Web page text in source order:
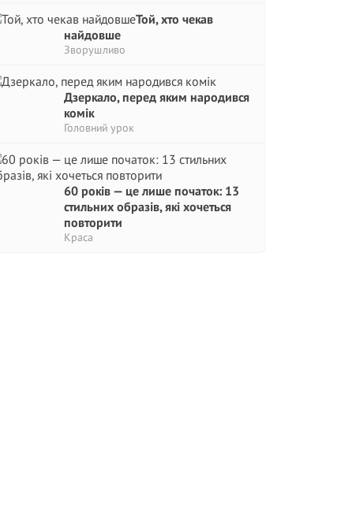
Той, хто чекав
найдовше
Зворушливо
Дзеркало, перед яким народився
комік
Головний урок
60 років — це лише початок: 13
стильних образів, які хочеться
повторити
Краса